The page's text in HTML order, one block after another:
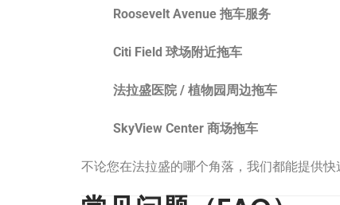
Roosevelt Avenue 拖车服务
Citi Field 球场附近拖车
法拉盛医院 / 植物园周边拖车
SkyView Center 商场拖车
不论您在法拉盛的哪个角落，我们都能提供快